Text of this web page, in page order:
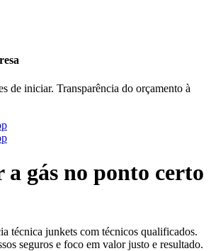
de iniciar. Transparência do orçamento à
a gás no ponto certo
técnica junkets com técnicos qualificados.
seguros e foco em valor justo e resultado.